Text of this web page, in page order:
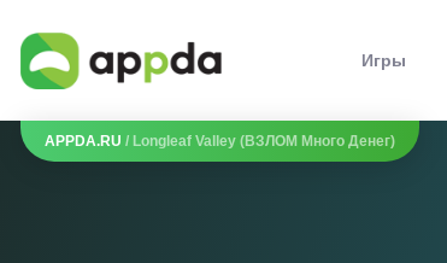
Игры
APPDA.RU / Longleaf Valley (ВЗЛОМ Много Денег)